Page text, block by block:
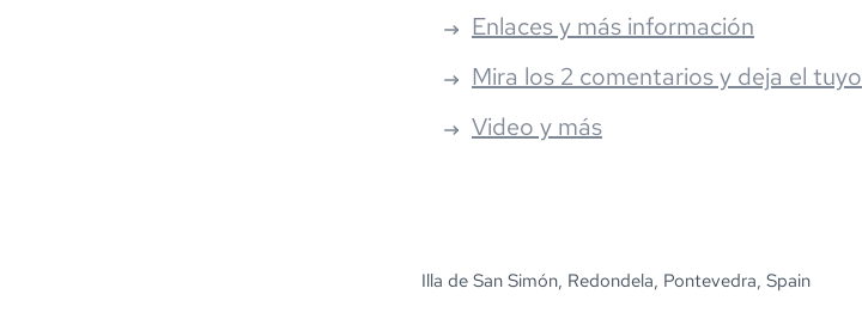
Enlaces y más información
Mira los 2 comentarios y deja el tuyo
Video y más
Illa de San Simón, Redondela, Pontevedra, Spain